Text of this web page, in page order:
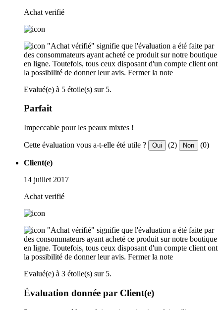
Achat verifié
"Achat vérifié" signifie que l'évaluation a été faite par
des consommateurs ayant acheté ce produit sur notre boutique
en ligne. Toutefois, tous ceux disposant d'un compte client ont
la possibilité de donner leur avis. Fermer la note
Evalué(e) à 5 étoile(s) sur 5.
Parfait
Impeccable pour les peaux mixtes !
Cette évaluation vous a-t-elle été utile ? Oui (2) Non (0)
Client(e)
14 juillet 2017
Achat verifié
"Achat vérifié" signifie que l'évaluation a été faite par
des consommateurs ayant acheté ce produit sur notre boutique
en ligne. Toutefois, tous ceux disposant d'un compte client ont
la possibilité de donner leur avis. Fermer la note
Evalué(e) à 3 étoile(s) sur 5.
Évaluation donnée par Client(e)